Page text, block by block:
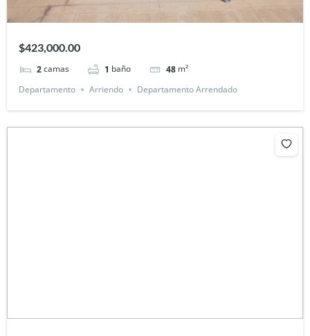
$423,000.00
2camas 1 baño 48 m²
Departamento
Arriendo Departamento Arrendado